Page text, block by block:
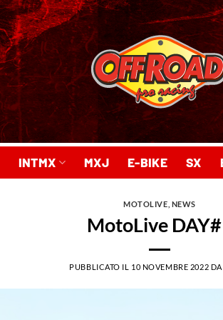
INTMX MXJ E-BIKE SX
MOTOLIVE NEWS
MotoLive
PUBBLICATO IL 10 NOVEMBRE 2022 DA